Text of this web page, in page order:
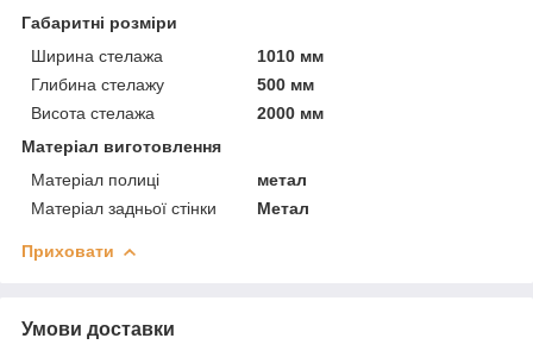
Габаритні розміри
Ширина стелажа
1010 мм
Глибина стелажу
500 мм
Висота стелажа
2000 мм
Матеріал виготовлення
Матеріал полиці
метал
Матеріал задньої стінки
Метал
Приховати
Умови доставки